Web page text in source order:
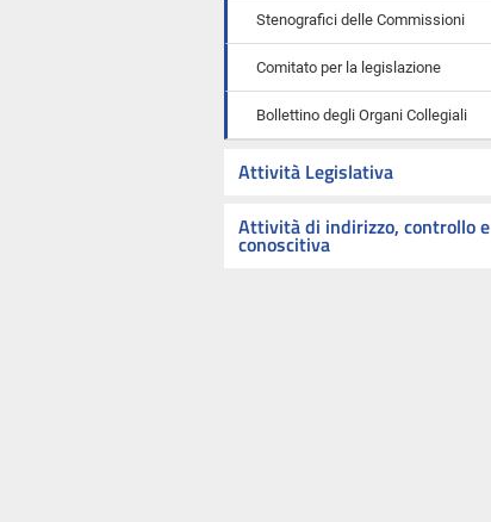
Stenografici delle Commissioni
Comitato per la legislazione
Bollettino degli Organi Collegiali
Attività Legislativa
Attività di indirizzo, controllo e
conoscitiva